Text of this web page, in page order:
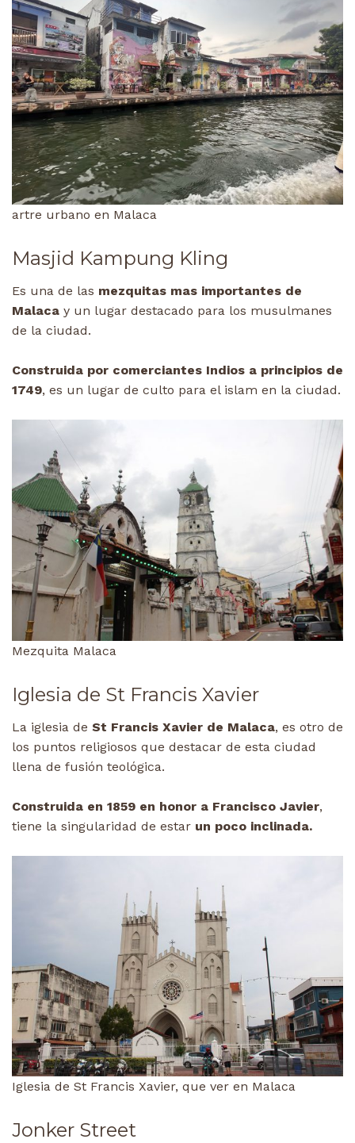
artre urbano en Malaca
Masjid Kampung Kling
Es una de las mezquitas mas importantes de
Malaca y un lugar destacado para los musulmanes
de la ciudad.
Construida por comerciantes Indios a principios de
1749, es un lugar de culto para el islam en la ciudad.
Mezquita Malaca
Iglesia de St Francis Xavier
La iglesia de St Francis Xavier de Malaca, es otro de
los puntos religiosos que destacar de esta ciudad
llena de fusión teológica.
Construida en 1859 en honor a Francisco Javier,
tiene la singularidad de estar un poco inclinada.
Iglesia de St Francis Xavier, que ver en Malaca
Jonker Street